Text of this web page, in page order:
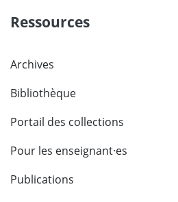
Ressources
Archives
Bibliothèque
Portail des collections
Pour les enseignant·es
Publications